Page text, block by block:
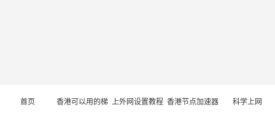
首页 香港可以用的梯 上外网设置教程 香港节点加速器 科学上网